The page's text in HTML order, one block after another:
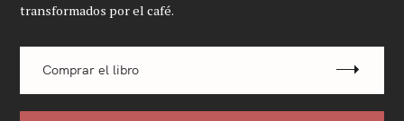
transformados por el café.
Comprar el libro